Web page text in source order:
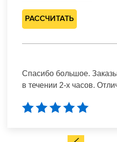
РАССЧИТАТЬ
Спасибо большое.
в течении 2-х часов.